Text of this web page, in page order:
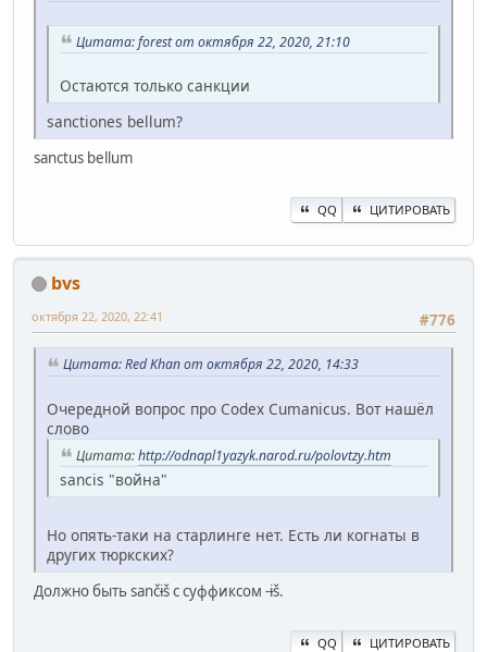
Цитата: forest от октября 22, 2020, 21:10
Остаются только санкции
sanctiones bellum?
sanctus bellum
QQ ЦИТИРОВАТЬ
bvs
#776
октября 22, 2020, 22:41
Цитата: Red Khan от октября 22, 2020, 14:33
Очередной вопрос про Codex Cumanicus. Вот нашёл
слово
Цитата:http://odnapl1yazyk.narod.ru/polovtzy.htm
sancis "война"
Но опять-таки на старлинге нет. Есть ли когнаты в
других тюркских?
Должно быть sančɨš с суффиксом -ɨš.
QQ ЦИТИРОВАТЬ